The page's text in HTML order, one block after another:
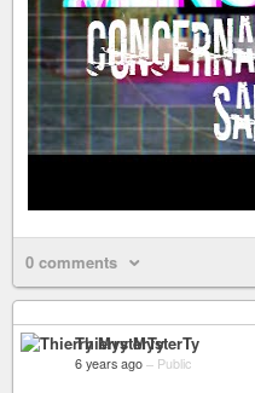
0 comments
Thierry MysterTy
6 years ago – Public